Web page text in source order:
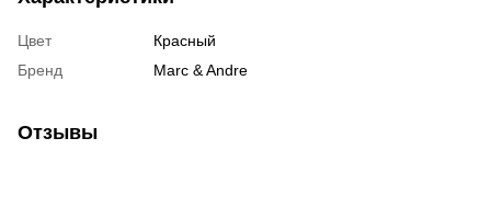
Цвет
Красный
Бренд
Marc & Andre
Отзывы